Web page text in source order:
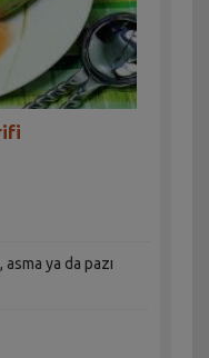
asma ya da pazı